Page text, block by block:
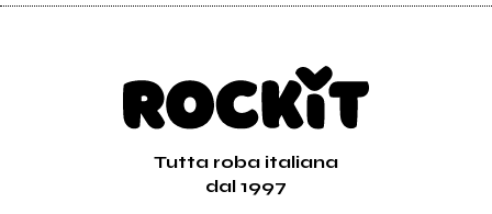
Tutta roba italiana
dal 1997